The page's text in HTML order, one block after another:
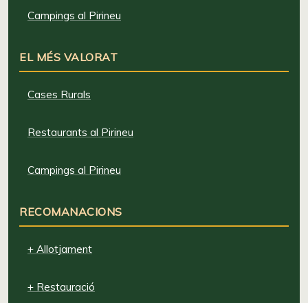
Campings al Pirineu
EL MÉS VALORAT
Cases Rurals
Restaurants al Pirineu
Campings al Pirineu
RECOMANACIONS
+ Allotjament
+ Restauració